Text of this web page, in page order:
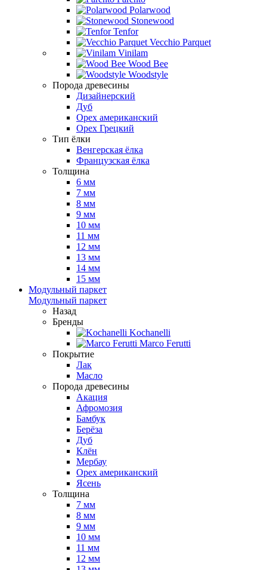
Polarwood
Stonewood
Tenfor
Vecchio Parquet
Vinilam
Wood Bee
Woodstyle
Порода древесины
Дизайнерский
Дуб
Орех американский
Орех Грецкий
Тип ёлки
Венгерская ёлка
Французская ёлка
Толщина
6 мм
7 мм
8 мм
9 мм
10 мм
11 мм
12 мм
13 мм
14 мм
15 мм
Модульный паркет
Модульный паркет
Назад
Бренды
Kochanelli
Marco Ferutti
Покрытие
Лак
Масло
Порода древесины
Акация
Афромозия
Бамбук
Берёза
Дуб
Клён
Мербау
Орех американский
Ясень
Толщина
7 мм
8 мм
9 мм
10 мм
11 мм
12 мм